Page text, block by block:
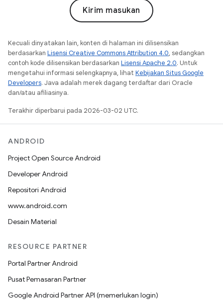
Kirim masukan
Kecuali dinyatakan lain, konten di halaman ini dilisensikan
berdasarkan Lisensi Creative Commons Attribution 4.0, sedangkan
contoh kode dilisensikan berdasarkan Lisensi Apache 2.0. Untuk
mengetahui informasi selengkapnya, lihat Kebijakan Situs Google
Developers. Java adalah merek dagang terdaftar dari Oracle
dan/atau afiliasinya.
Terakhir diperbarui pada 2026-03-02 UTC.
ANDROID
Project Open Source Android
Developer Android
Repositori Android
www.android.com
Desain Material
RESOURCE PARTNER
Portal Partner Android
Pusat Pemasaran Partner
Google Android Partner API (memerlukan login)